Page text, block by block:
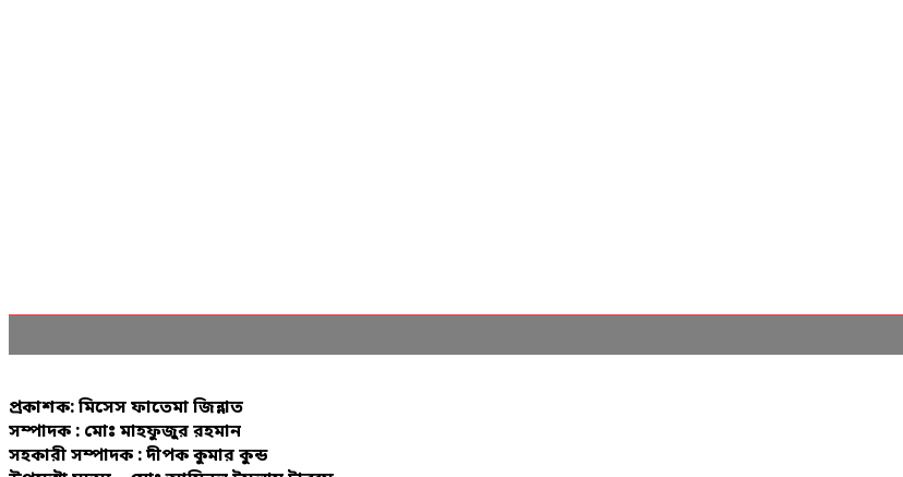
প্রকাশক: মিসেস ফাতেমা জিন্নাত
সম্পাদক : মোঃ মাহফুজুর রহমান
সহকারী সম্পাদক : দীপক কুমার কুন্ড